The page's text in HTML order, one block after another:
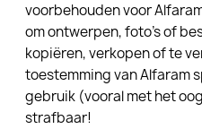
voorbehouden voor
om ontwerpen, foto's of
kopiëren, verkopen of te
toestemming van Alfaram
gebruik (vooral met het
strafbaar!